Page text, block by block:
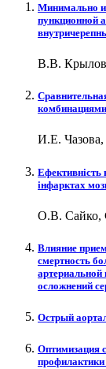
Минимально
пункционной
В.В.
И.Е.
Ефективність
інфарктах
О.В. Сайко,
Влияние
смертность
артериальной
осложнений
Острый
Оптимизация